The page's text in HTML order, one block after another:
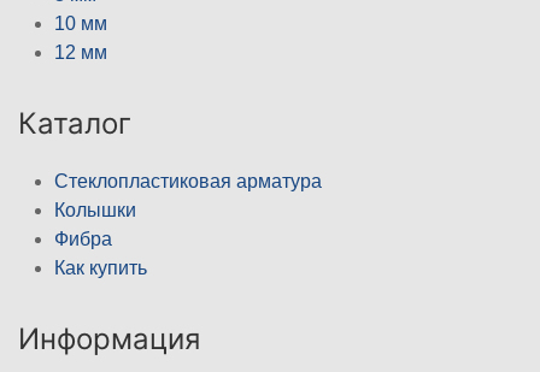
10 мм
12 мм
Каталог
Стеклопластиковая арматура
Колышки
Фибра
Как купить
Информация